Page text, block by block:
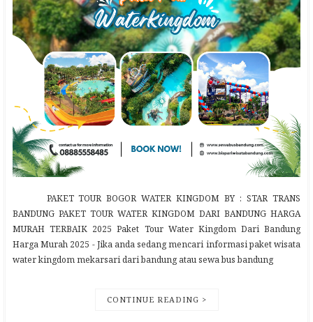
PAKET TOUR BOGOR WATER KINGDOM BY : STAR TRANS
BANDUNG PAKET TOUR WATER KINGDOM DARI BANDUNG HARGA
MURAH TERBAIK 2025 Paket Tour Water Kingdom Dari Bandung
Harga Murah 2025 - Jika anda sedang mencari informasi paket wisata
water kingdom mekarsari dari bandung atau sewa bus bandung
CONTINUE READING >